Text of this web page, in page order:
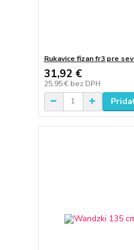
Rukavice fizan fr3 pre
31,92 €
25,95 € bez DPH